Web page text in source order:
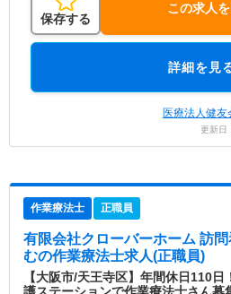
保存する
この求人
詳細を見
医療法人健
更新
作業療法士 正職員
有限会社クローバーホーム 訪
むの作業療法士求人(正職員)
【大阪市/天王寺区】年間休日110